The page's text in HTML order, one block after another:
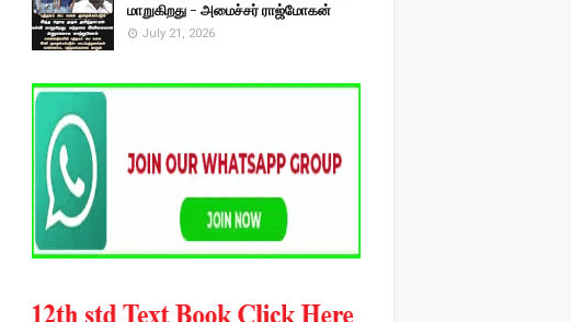
மாறுகிறது - அமைச்சர் ராஜ்மோகன்
July 21, 2026